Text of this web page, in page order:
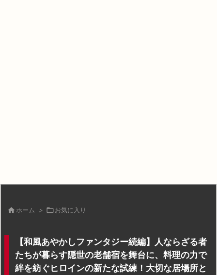
 ホーム > お気に入り
【和風あやかしファンタジー続編】人ならざる者
たちが暮らす隠世の老舗宿を舞台に、料理の力で
絆を紡ぐヒロインの新たな試練！大切な居場所と